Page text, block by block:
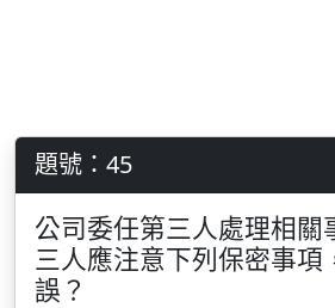
題號：45
公司委任第三人處理相關
三人應注意下列保密事項
誤？